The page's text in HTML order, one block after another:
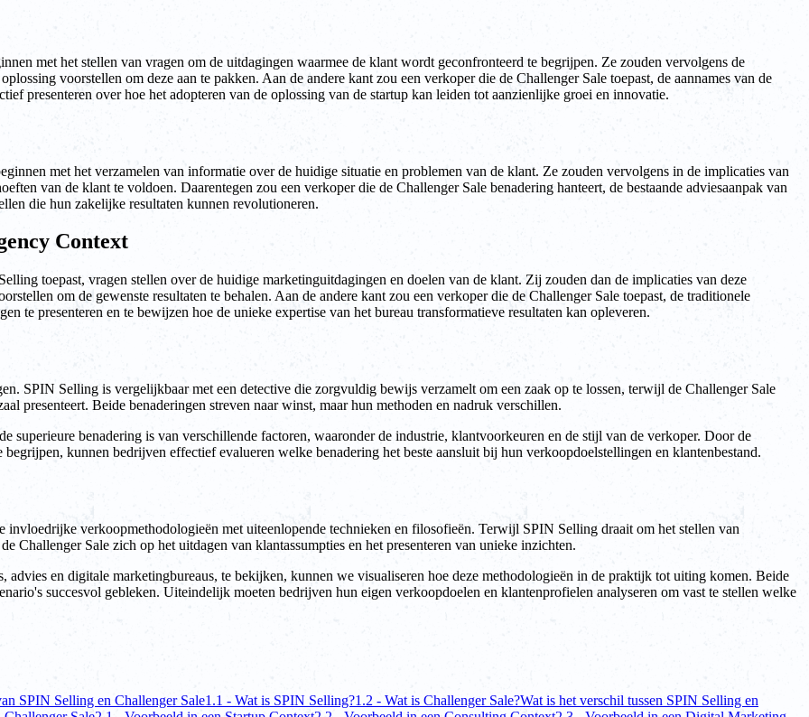
met het stellen van vragen om de uitdagingen waarmee de klant wordt geconfronteerd te begrijpen. Ze zouden vervolgens de
voorstellen om deze aan te pakken. Aan de andere kant zou een verkoper die de Challenger Sale toepast, de aannames van de
presenteren over hoe het adopteren van de oplossing van de startup kan leiden tot aanzienlijke groei en innovatie.
met het verzamelen van informatie over de huidige situatie en problemen van de klant. Ze zouden vervolgens in de implicaties van
van de klant te voldoen. Daarentegen zou een verkoper die de Challenger Sale benadering hanteert, de bestaande adviesaanpak van
die hun zakelijke resultaten kunnen revolutioneren.
Context
toepast, vragen stellen over de huidige marketinguitdagingen en doelen van de klant. Zij zouden dan de implicaties van deze
om de gewenste resultaten te behalen. Aan de andere kant zou een verkoper die de Challenger Sale toepast, de traditionele
te presenteren en te bewijzen hoe de unieke expertise van het bureau transformatieve resultaten kan opleveren.
SPIN Selling is vergelijkbaar met een detective die zorgvuldig bewijs verzamelt om een zaak op te lossen, terwijl de Challenger Sale
presenteert. Beide benaderingen streven naar winst, maar hun methoden en nadruk verschillen.
benadering is van verschillende factoren, waaronder de industrie, klantvoorkeuren en de stijl van de verkoper. Door de
kunnen bedrijven effectief evalueren welke benadering het beste aansluit bij hun verkoopdoelstellingen en klantenbestand.
verkoopmethodologieën met uiteenlopende technieken en filosofieën. Terwijl SPIN Selling draait om het stellen van
Challenger Sale zich op het uitdagen van klantassumpties en het presenteren van unieke inzichten.
en digitale marketingbureaus, te bekijken, kunnen we visualiseren hoe deze methodologieën in de praktijk tot uiting komen. Beide
succesvol gebleken. Uiteindelijk moeten bedrijven hun eigen verkoopdoelen en klantenprofielen analyseren om vast te stellen welke
SPIN Selling en Challenger Sale1.1 - Wat is SPIN Selling?1.2 - Wat is Challenger Sale?Wat is het verschil tussen SPIN Selling en